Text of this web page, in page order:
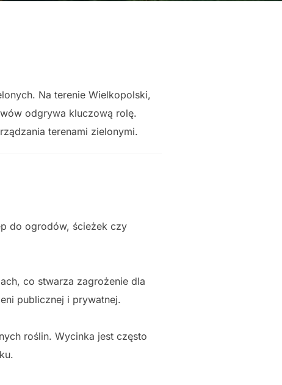
Na terenie Wielkopolski,
odgrywa kluczową rolę.
terenami zielonymi.
do ogrodów, ścieżek czy
co stwarza zagrożenie dla
publicznej i prywatnej.
roślin. Wycinka jest często